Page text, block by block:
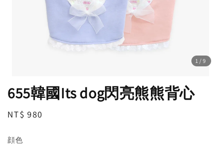
1 /9
655韓國Its dog閃亮熊熊背心
Regular
NT$ 980
顔色